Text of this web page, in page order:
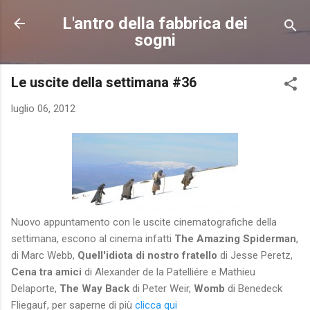
Passa ai contenuti principali
L'antro della fabbrica dei
sogni
Le uscite della settimana #36
luglio 06, 2012
Nuovo appuntamento con le uscite cinematografiche della
settimana, escono al cinema infatti The Amazing Spiderman,
di Marc Webb, Quell'idiota di nostro fratello di Jesse Peretz,
Cena tra amici di Alexander de la Patelliére e Mathieu
Delaporte, The Way Back di Peter Weir, Womb di Benedeck
Fliegauf, per saperne di più clicca qui